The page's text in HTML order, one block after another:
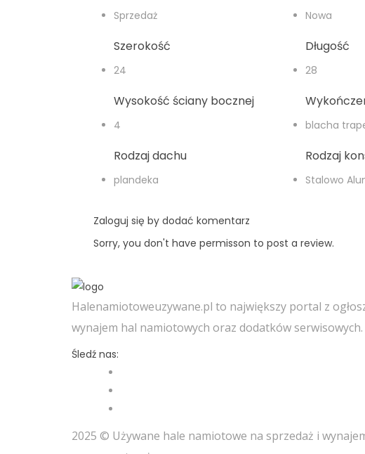
Sprzedaż Nowa
Szerokość
24
Długość
28
Wysokość ściany bocznej
4 blacha
Rodzaj dachu
plandeka
Rodzaj
Stalowo
Zaloguj się by dodać komentarz
Sorry, you don't have permisson to post a review.
Halenamiotoweuzywane.pl to największy portal z
wynajem hal namiotowych oraz dodatków serwisowych.
Śledź nas:
2025 © Używane hale namiotowe na sprzedaż i